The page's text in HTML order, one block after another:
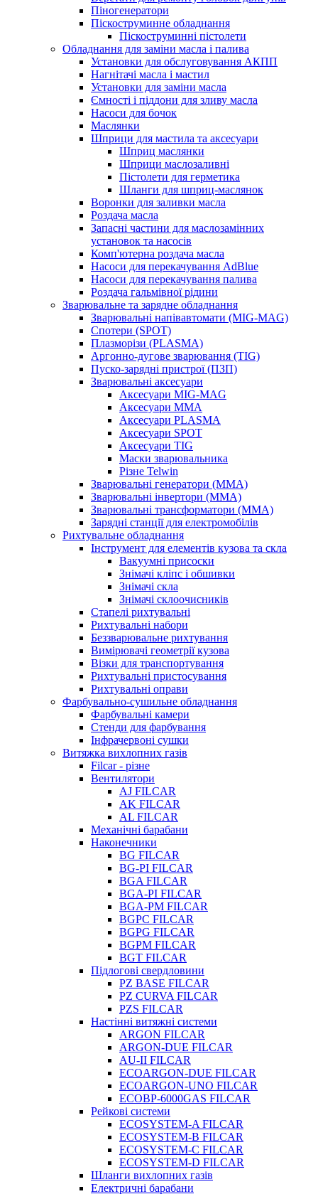
Піногенератори
Піскоструминне обладнання
Піскоструминні пістолети
Обладнання для заміни масла і палива
Установки для обслуговування АКПП
Нагнітачі масла і мастил
Установки для заміни масла
Ємності і піддони для зливу масла
Насоси для бочок
Маслянки
Шприци для мастила та аксесуари
Шприц маслянки
Шприци маслозаливні
Пістолети для герметика
Шланги для шприц-маслянок
Воронки для заливки масла
Роздача масла
Запасні частини для маслозамінних
установок та насосів
Комп'ютерна роздача масла
Насоси для перекачування AdBlue
Насоси для перекачування палива
Роздача гальмівної рідини
Зварювальне та зарядне обладнання
Зварювальні напівавтомати (MIG-MAG)
Спотери (SPOT)
Плазморізи (PLASMA)
Аргонно-дугове зварювання (TIG)
Пуско-зарядні пристрої (ПЗП)
Зварювальні аксесуари
Аксесуари MIG-MAG
Аксесуари MMA
Аксесуари PLASMA
Аксесуари SPOT
Аксесуари TIG
Маски зварювальника
Різне Telwin
Зварювальні генератори (MMA)
Зварювальні інвертори (MMA)
Зварювальні трансформатори (MMA)
Зарядні станції для електромобілів
Рихтувальне обладнання
Інструмент для елементів кузова та скла
Вакуумні присоски
Знімачі кліпс і обшивки
Знімачі скла
Знімачі склоочисників
Стапелі рихтувальні
Рихтувальні набори
Беззварювальне рихтування
Вимірювачі геометрії кузова
Візки для транспортування
Рихтувальні пристосування
Рихтувальні оправи
Фарбувально-сушильне обладнання
Фарбувальні камери
Стенди для фарбування
Інфрачервоні сушки
Витяжка вихлопних газів
Filcar - різне
Вентилятори
AJ FILCAR
AK FILCAR
AL FILCAR
Механічні барабани
Наконечники
BG FILCAR
BG-PI FILCAR
BGA FILCAR
BGA-PI FILCAR
BGA-PM FILCAR
BGPC FILCAR
BGPG FILCAR
BGPM FILCAR
BGT FILCAR
Підлогові свердловини
PZ BASE FILCAR
PZ CURVA FILCAR
PZS FILCAR
Настінні витяжні системи
ARGON FILCAR
ARGON-DUE FILCAR
AU-II FILCAR
ECOARGON-DUE FILCAR
ECOARGON-UNO FILCAR
ECOBP-6000GAS FILCAR
Рейкові системи
ECOSYSTEM-A FILCAR
ECOSYSTEM-B FILCAR
ECOSYSTEM-C FILCAR
ECOSYSTEM-D FILCAR
Шланги вихлопних газів
Електричні барабани